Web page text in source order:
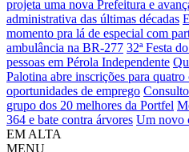
projeta uma nova Prefeitura e
administrativa das últimas décadas
momento pra lá de especial com
ambulância na BR-277 32ª Festa
pessoas em Pérola Independente
Palotina abre inscrições para
oportunidades de emprego
grupo dos 20 melhores da Portfel
364 e bate contra árvores Um novo
EM ALTA
MENU